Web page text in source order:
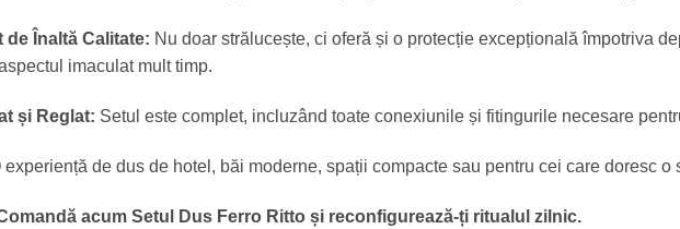
de Înaltă Calitate: Nu doar strălucește, ci oferă și o protecție excepțională împotriva
imaculat mult timp.
și Reglat: Setul este complet, incluzând toate conexiunile și fitingurile necesare
experiență de dus de hotel, băi moderne, spații compacte sau pentru cei care doresc
acum Setul Dus Ferro Ritto și reconfigurează-ți ritualul zilnic.